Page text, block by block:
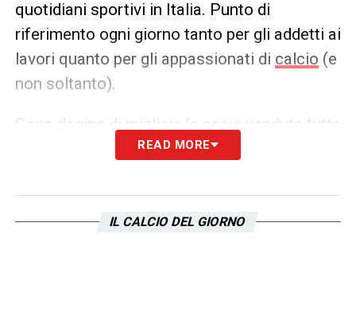
quotidiani sportivi in Italia. Punto di
riferimento ogni giorno tanto per gli addetti ai
lavori quanto per gli appassionati di calcio (e
non soltanto).
Sono decine di migliaia le copie vendute tutte
le mattine in edicola, ma un’anteprima dei
già dalla sera precedente. Ecco, allora, le
prime pagine deiQuotidiani Sportividioggi
READ MORE
IL CALCIO DEL GIORNO